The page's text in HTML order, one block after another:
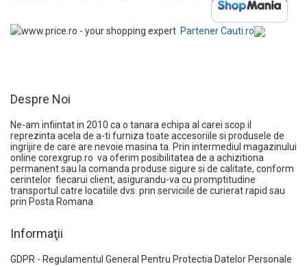
Partener Cauti.ro
Despre Noi
Ne-am infiintat in 2010 ca o tanara echipa al carei scop il
reprezinta acela de a-ti furniza toate accesoriile si produsele de
ingrijire de care are nevoie masina ta. Prin intermediul magazinului
online corexgrup.ro va oferim posibilitatea de a achizitiona
permanent sau la comanda produse sigure si de calitate, conform
cerintelor fiecarui client, asigurandu-va cu promptitudine
transportul catre locatiile dvs. prin serviciile de curierat rapid sau
prin Posta Romana.
Informaţii
GDPR - Regulamentul General Pentru Protectia Datelor Personale